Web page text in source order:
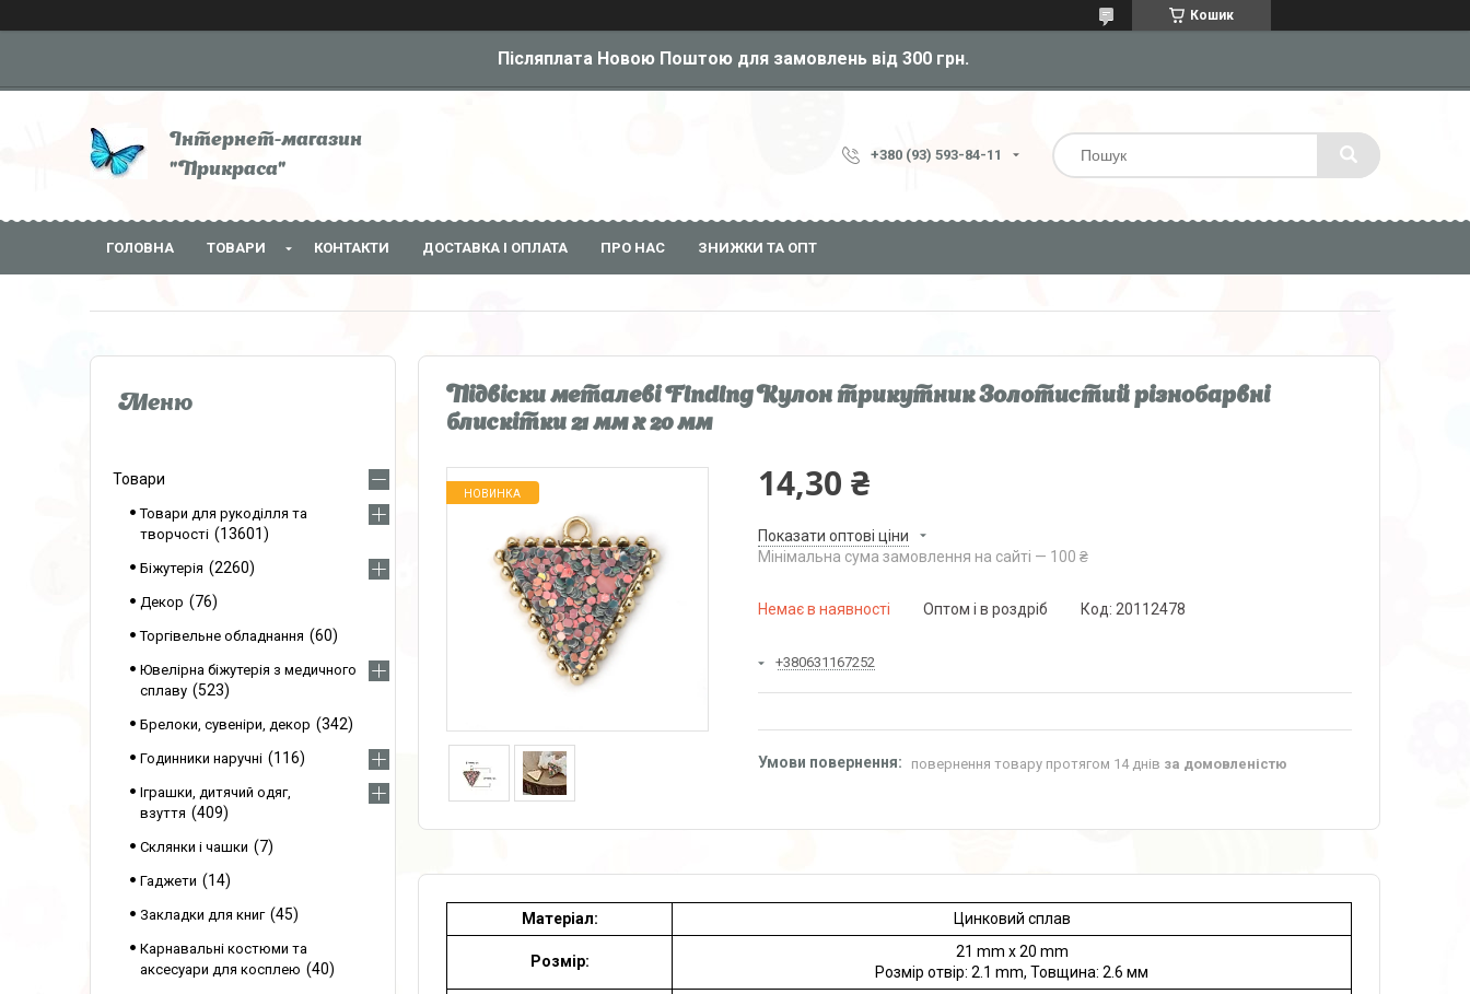
Кошик
Післяплата Новою Поштою для замовлень від 300 грн.
Інтернет-магазин
"Прикраса"
+380 (93) 593-84-11
ГОЛОВНА ТОВАРИ КОНТАКТИ ДОСТАВКА І ОПЛАТА ПРО НАС ЗНИЖКИ ТА ОПТ
Підвіски металеві Finding Кулон трикутник Золотистий різнобарвні
блискітки 21 мм x 20 мм
НОВИНКА 14,30 ₴
Показати оптові ціни
Мінімальна сума замовлення на сайті — 100 ₴
Немає в наявності Оптом і в роздріб Код: 20112478
+380631167252
повернення товару протягом 14 днів за домовленістю
Матеріал: Цинковий сплав
Розмір:
21 mm x 20 mm
Розмір отвір: 2.1 mm, Товщина: 2.6 мм
Товари
Товари для рукоділля та
творчості
13601
Біжутерія 2260
Декор 76
Торгівельне обладнання 60
Ювелірна біжутерія з медичного
сплаву
523
Брелоки, сувеніри, декор 342
Годинники наручні 116
Іграшки, дитячий одяг,
взуття
409
Склянки і чашки 7
Гаджети 14
Закладки для книг 45
Карнавальні костюми та
аксесуари для косплею
40